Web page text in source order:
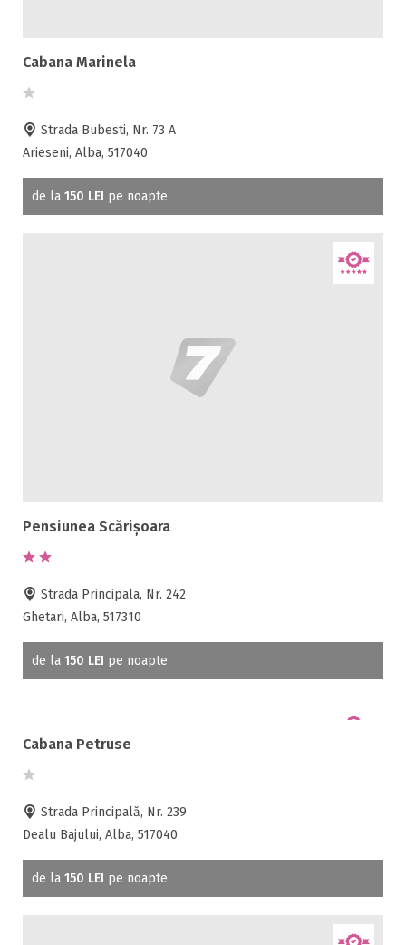
Cabana Marinela
Strada Bubesti, Nr. 73 A
Arieseni, Alba, 517040
de la 150 LEI pe noapte
Pensiunea Scărișoara
Strada Principala, Nr. 242
Ghetari, Alba, 517310
de la 150 LEI pe noapte
Cabana Petruse
Strada Principală, Nr. 239
Dealu Bajului, Alba, 517040
de la 150 LEI pe noapte